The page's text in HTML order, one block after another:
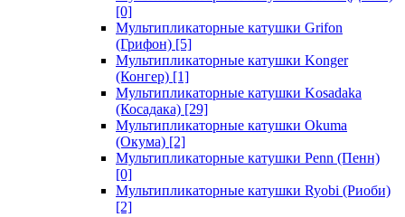
[0]
Мультипликаторные катушки Grifon
(Грифон) [5]
Мультипликаторные катушки Konger
(Конгер) [1]
Мультипликаторные катушки Kosadaka
(Косадака) [29]
Мультипликаторные катушки Okuma
(Окума) [2]
Мультипликаторные катушки Penn (Пенн)
[0]
Мультипликаторные катушки Ryobi (Риоби)
[2]